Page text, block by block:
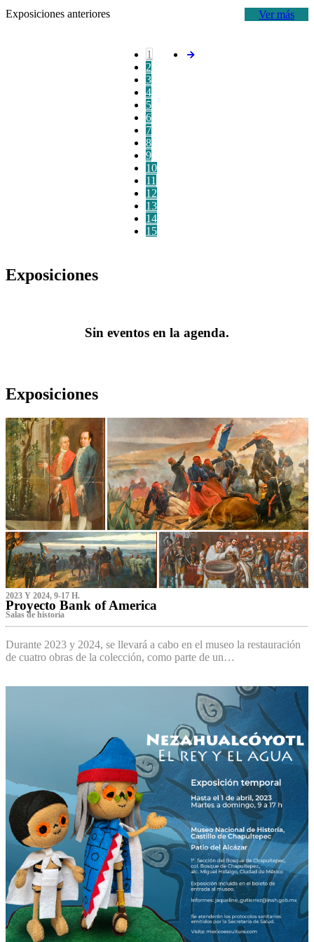
Ver más
Exposiciones anteriores
1
2
3
4
5
6
7
8
9
10
11
12
13
14
15
Exposiciones
Sin eventos en la agenda.
Exposiciones
2023 Y 2024, 9-17 H.
Proyecto Bank of America
S‌alas de historia
Durante 2023 y 2024, se llevará a cabo en el museo la restauración
de cuatro obras de la colección, como parte de un…